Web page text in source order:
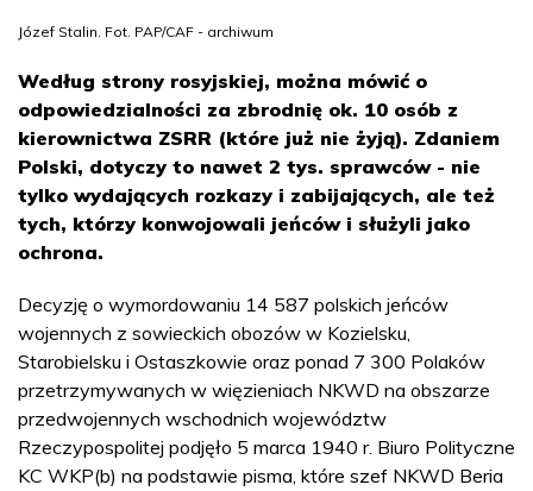
Józef Stalin. Fot. PAP/CAF - archiwum
Według strony rosyjskiej, można mówić o
odpowiedzialności za zbrodnię ok. 10 osób z
kierownictwa ZSRR (które już nie żyją). Zdaniem
Polski, dotyczy to nawet 2 tys. sprawców - nie
tylko wydających rozkazy i zabijających, ale też
tych, którzy konwojowali jeńców i służyli jako
ochrona.
Decyzję o wymordowaniu 14 587 polskich jeńców
wojennych z sowieckich obozów w Kozielsku,
Starobielsku i Ostaszkowie oraz ponad 7 300 Polaków
przetrzymywanych w więzieniach NKWD na obszarze
przedwojennych wschodnich województw
Rzeczypospolitej podjęło 5 marca 1940 r. Biuro Polityczne
KC WKP(b) na podstawie pisma, które szef NKWD Beria